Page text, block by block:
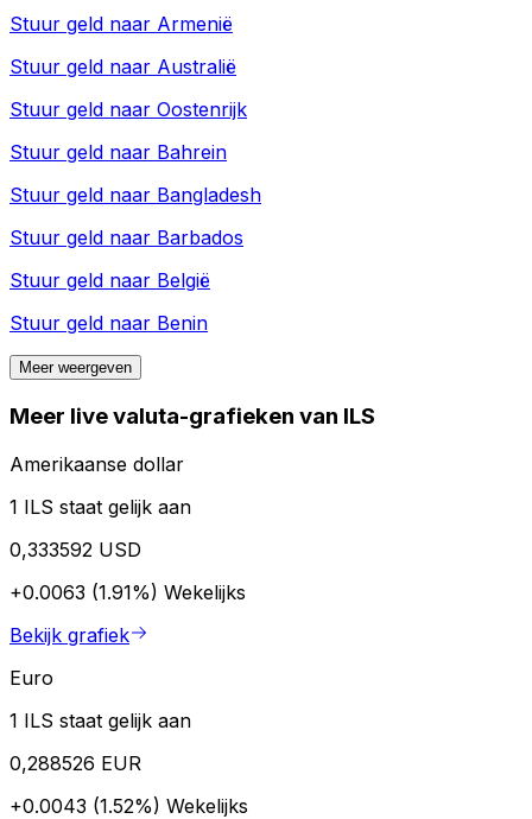
Stuur geld naar Armenië
Stuur geld naar Australië
Stuur geld naar Oostenrijk
Stuur geld naar Bahrein
Stuur geld naar Bangladesh
Stuur geld naar Barbados
Stuur geld naar België
Stuur geld naar Benin
Meer weergeven
Meer live valuta-grafieken van ILS
Amerikaanse dollar
1 ILS staat gelijk aan
0,333592 USD
+0.0063 (1.91%) Wekelijks
Bekijk grafiek
Euro
1 ILS staat gelijk aan
0,288526 EUR
+0.0043 (1.52%) Wekelijks